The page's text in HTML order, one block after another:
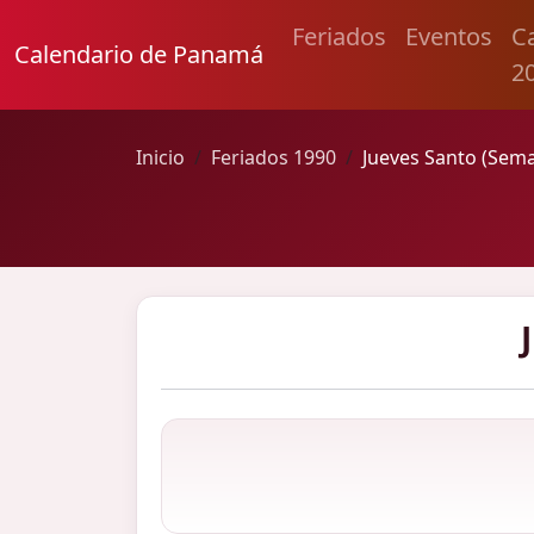
Calendario de Panamá
Feriados Eventos
Inicio Feriados 1990 Jueves Santo